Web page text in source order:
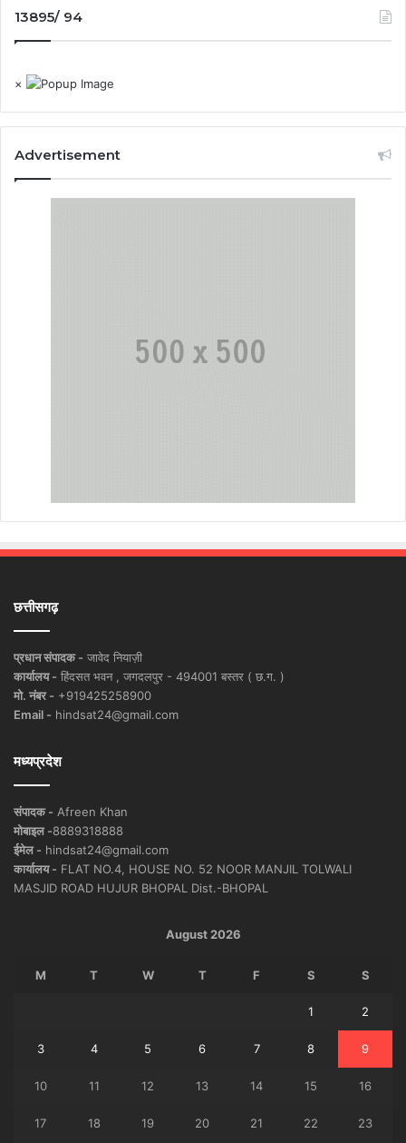
13895/ 94
×
Advertisement
छत्तीसगढ़
प्रधान संपादक - जावेद नियाज़ी
कार्यालय - हिंदसत भवन , जगदलपुर - 494001 बस्तर ( छ.ग. )
मो. नंबर - +919425258900
Email - hindsat24@gmail.com
मध्यप्रदेश
संपादक - Afreen Khan
मोबाइल -8889318888
ईमेल - hindsat24@gmail.com
कार्यालय - FLAT NO.4, HOUSE NO. 52 NOOR MANJIL TOLWALI
MASJID ROAD HUJUR BHOPAL Dist.-BHOPAL
August 2026
M T W T F S S
1 2
3 4 5 6 7 8 9
10 11 12 13 14 15 16
17 18 19 20 21 22 23